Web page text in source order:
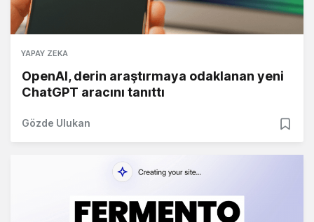
YAPAY ZEKA
OpenAI, derin araştırmaya odaklanan yeni
ChatGPT aracını tanıttı
Gözde Ulukan